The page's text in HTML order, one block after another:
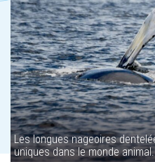
Les longues nageoires
uniques dans le monde